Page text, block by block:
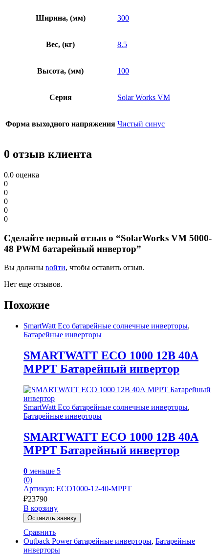
Ширина, (мм) 300
Вес, (кг) 8.5
Высота, (мм) 100
Серия Solar Works VM
Форма выходного напряжения Чистый синус
0 отзыв клиента
0.0 оценка
0
0
0
0
0
Сделайте первый отзыв о “SolarWorks VM 5000-
48 PWM батарейный инвертор”
Вы должны войти, чтобы оставить отзыв.
Нет еще отзывов.
Похожие
SmartWatt Eco батарейные солнечные инверторы,
Батарейные инверторы
SMARTWATT ECO 1000 12В 40А
MPPT Батарейный инвертор
SmartWatt Eco батарейные солнечные инверторы,
Батарейные инверторы
SMARTWATT ECO 1000 12В 40А
MPPT Батарейный инвертор
0 меньше 5
(0)
Артикул: ECO1000-12-40-MPPT
₽23790
В корзину
Оставить заявку
Сравнить
Outback Power батарейные инверторы, Батарейные
инверторы